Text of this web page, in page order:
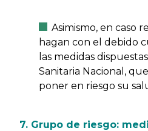
Asimismo, en caso
hagan con el debido
las medidas
Sanitaria Nacional,
poner en riesgo su
7. Grupo de riesgo: